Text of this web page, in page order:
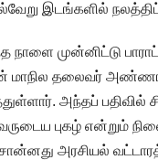
இடங்களில்
நாளை முன்னிட்டு
மாநில தலைவர்
அந்தப் பதிவில்
புகழ் என்றும்
அரசியல்